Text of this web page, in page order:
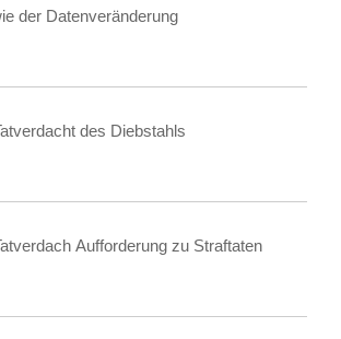
der Datenveränderung
des Diebstahls
Aufforderung zu Straftaten